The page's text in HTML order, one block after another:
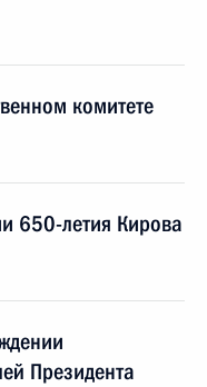
комитете
650-летия Кирова
Президента